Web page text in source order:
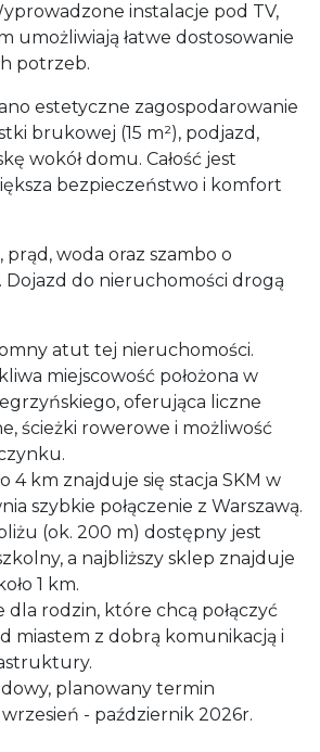
instalacje pod TV,
umożliwiają łatwe dostosowanie
potrzeb.
estetyczne zagospodarowanie
brukowej (15 m²), podjazd,
wokół domu. Całość jest
bezpieczeństwo i komfort
prąd, woda oraz szambo o
Dojazd do nieruchomości drogą
atut tej nieruchomości.
miejscowość położona w
oferująca liczne
ścieżki rowerowe i możliwość
4 km znajduje się stacja SKM w
szybkie połączenie z Warszawą.
(ok. 200 m) dostępny jest
a najbliższy sklep znajduje
1 km.
dla rodzin, które chcą połączyć
miastem z dobrą komunikacją i
planowany termin
- październik 2026r.